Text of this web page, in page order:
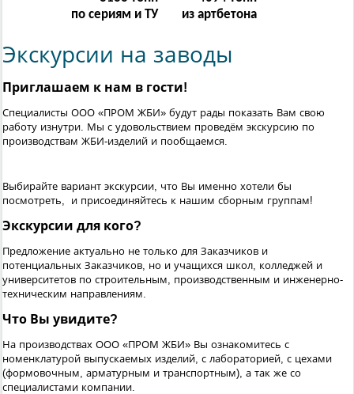
по сериям и ТУ
из артбетона
Экскурсии на заводы
Приглашаем к нам в гости!
Специалисты ООО «ПРОМ ЖБИ» будут рады показать Вам свою
работу изнутри. Мы с удовольствием проведём экскурсию по
производствам ЖБИ-изделий и пообщаемся.
Выбирайте вариант экскурсии, что Вы именно хотели бы
посмотреть, и присоединяйтесь к нашим сборным группам!
Экскурсии для кого?
Предложение актуально не только для Заказчиков и
потенциальных Заказчиков, но и учащихся школ, колледжей и
университетов по строительным, производственным и инженерно-
техническим направлениям.
Что Вы увидите?
На производствах ООО «ПРОМ ЖБИ» Вы ознакомитесь с
номенклатурой выпускаемых изделий, с лабораторией, с цехами
(формовочным, арматурным и транспортным), а так же со
специалистами компании.